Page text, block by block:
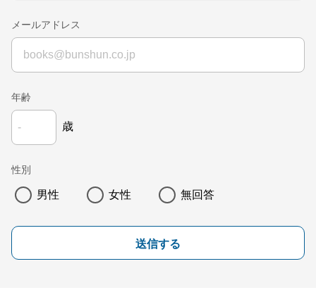
メールアドレス
年齢
歳
性別
男性 女性 無回答
送信する